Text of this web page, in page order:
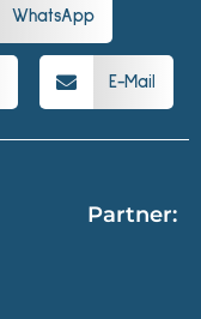
WhatsApp
E-Mail
Partner: